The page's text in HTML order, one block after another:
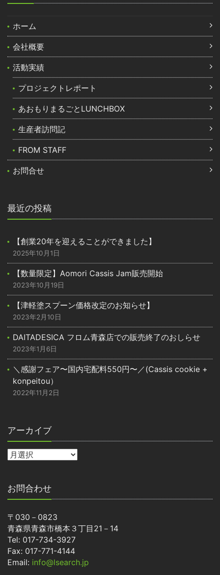
ホーム
会社概要
活動実績
プロジェクトレポート
あおもりまるごとLUNCHBOX
生産者訪問記
FROM STAFF
お問合せ
最近の投稿
【創業20年を迎えることができました】
2025年10月1日
【数量限定】Aomori Cassis Jam販売開始
2023年10月19日
【津軽塗スプーン価格改定のお知らせ】
2023年2月10日
DAITADESICA フロム青森店での販売終了のおしらせ
2023年1月6日
＼感謝フェア〜国内宅配料550円〜／(Cassis cookie +
konpeitou）
2022年11月2日
アーカイブ
お問合わせ
〒030－0823
青森県青森市橋本３丁目21－14
Tel: 017-734-3927
Fax: 017-771-4144
Email: info@lsearch.jp